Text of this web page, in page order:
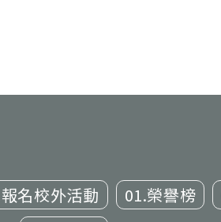
名校外活動 01.榮譽榜